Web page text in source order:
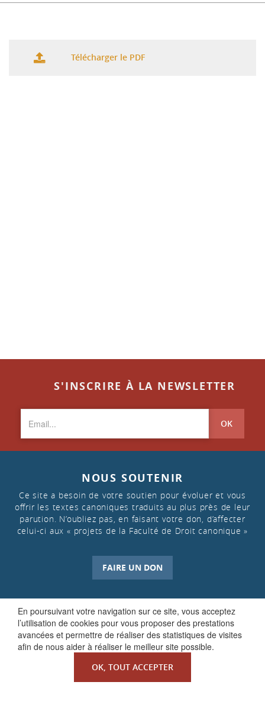
En poursuivant votre navigation sur ce site, vous acceptez
l’utilisation de cookies pour vous proposer des prestations
avancées et permettre de réaliser des statistiques de visites
afin de nous aider à réaliser le meilleur site possible.
OK, TOUT ACCEPTER
Télécharger le PDF
S'INSCRIRE À LA NEWSLETTER
OK
NOUS SOUTENIR
Ce site a besoin de votre soutien pour évoluer et vous
offrir les textes canoniques traduits au plus près de leur
parution. N’oubliez pas, en faisant votre don, d’affecter
celui-ci aux « projets de la Faculté de Droit canonique »
FAIRE UN DON